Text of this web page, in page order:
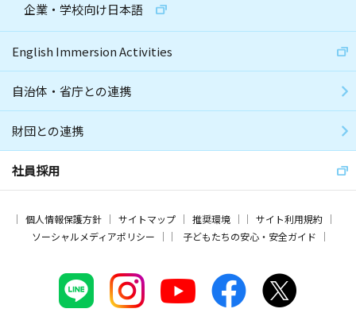
企業・学校向け日本語
English Immersion Activities
自治体・省庁との連携
財団との連携
社員採用
個人情報保護方針 サイトマップ 推奨環境
サイト利用規約
ソーシャルメディアポリシー
子どもたちの安心・安全ガイド